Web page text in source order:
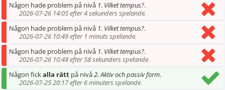
Någon hade problem på nivå 1. Vilket tempus?.
2026-07-26 14:05 efter 4 sekunders spelande.
Någon hade problem på nivå 1. Vilket tempus?.
2026-07-26 10:49 efter 1 minuts spelande.
Någon hade problem på nivå 1. Vilket tempus?.
2026-07-26 10:48 efter 58 sekunders spelande.
Någon fickalla rätt på nivå2. Aktiv och passiv form.
2026-07-25 20:17 efter 6 minuters spelande.